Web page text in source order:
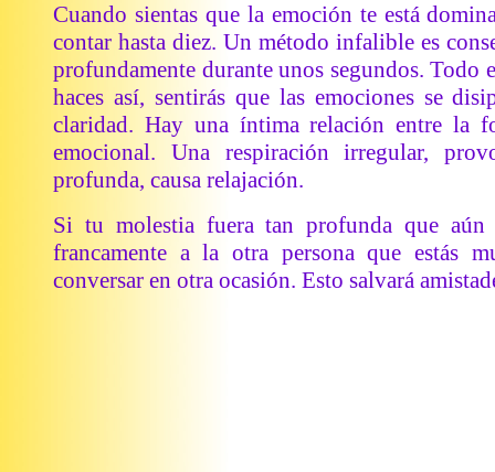
Cuando sientas que la emoción te está
contar hasta diez. Un método infalible es
profundamente durante unos segundos. Todo
haces así, sentirás que las emociones se
claridad. Hay una íntima relación entre la
emocional. Una respiración irregular,
profunda, causa relajación.
Si tu molestia fuera tan profunda que
francamente a la otra persona que estás
conversar en otra ocasión. Esto salvará